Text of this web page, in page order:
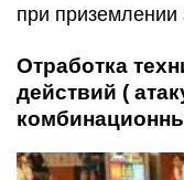
при
Отработка
действий (